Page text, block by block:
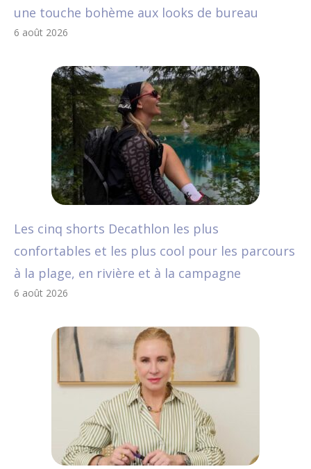
une touche bohème aux looks de bureau
6 août 2026
Les cinq shorts Decathlon les plus
confortables et les plus cool pour les parcours
à la plage, en rivière et à la campagne
6 août 2026